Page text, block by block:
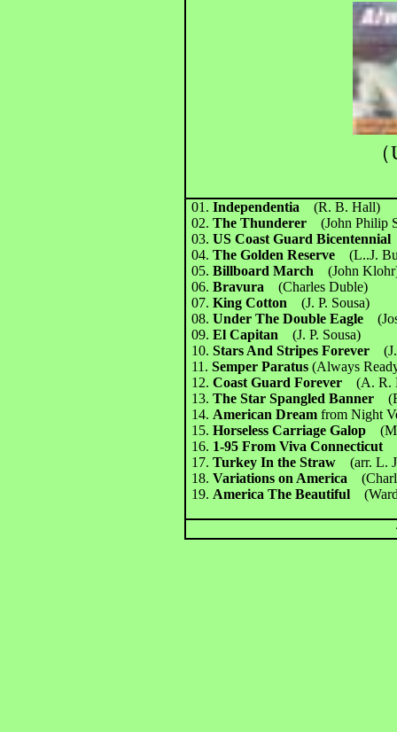
01.Independentia(R. B. Hall)
02.The Thunderer(John Philip
03.US Coast Guard
04. The Golden Reserve(L..J.
05. Billboard March(John
06.Bravura(Charles Duble)
07.King Cotton(J. P. Sousa)
08.Under The Double Eagle
09.El Capitan(J. P. Sousa)
10.Stars And Stripes Forever
11.Semper Paratus (Always
12.Coast Guard Forever(A. R.
13.The Star Spangled Banner
14. American Dreamfrom Night
15.Horseless Carriage Galop
16. 1-95 From Viva Connecticut
17.Turkey In the Straw(arr. L.
18.Variations on America
19. America The Beautiful